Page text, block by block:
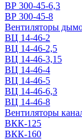
ВР 300-45-6,3
ВР 300-45-8
Вентиляторы
ВЦ 14-46-2
ВЦ 14-46-2,5
ВЦ 14-46-3,15
ВЦ 14-46-4
ВЦ 14-46-5
ВЦ 14-46-6,3
ВЦ 14-46-8
Вентиляторы
ВКК-125
ВКК-160